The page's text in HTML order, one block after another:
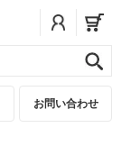
お問い合わせ